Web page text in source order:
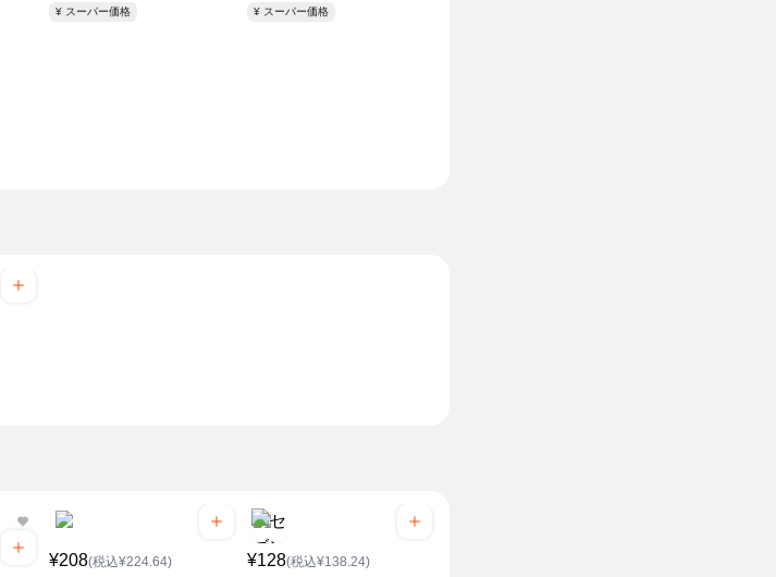
¥ スーパー価格 ¥ スーパー価格
¥208(税込¥224.64) ¥128(税込¥138.24)